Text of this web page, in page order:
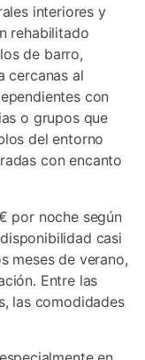
interiores y
rehabilitado
de barro,
cercanas al
con
o grupos que
del entorno
con encanto
por noche según
casi
meses de verano,
Entre las
las comodidades